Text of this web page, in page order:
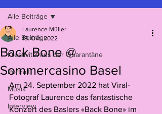
Alle Beiträge
Kreativität aus der Quarantäne
Portrait
Musik
Interview
Alle Beiträge
Back Bone @
Sommercasino Basel
Laurence Müller
19. Okt. 2022
Am 24. September 2022 hat Viral-
Fotograf Laurence das fantastische
Konzert des Baslers «Back Bone» im